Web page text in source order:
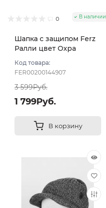
0 В наличии
Шапка с защипом Ferz
Ралли цвет Охра
Код товара:
FER00200144907
3 599Руб.
1 799Руб.
В корзину